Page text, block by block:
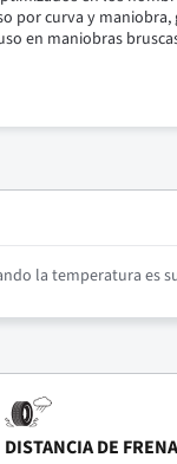
por curva y
en maniobras
la temperatura es
DISTANCIA DE